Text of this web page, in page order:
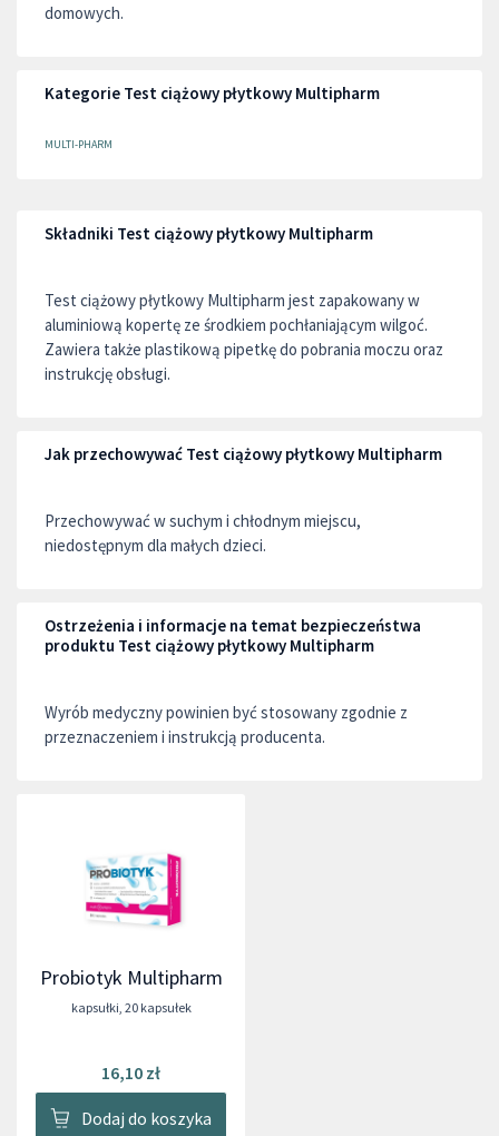
domowych.
Kategorie Test ciążowy płytkowy Multipharm
MULTI-PHARM
Składniki Test ciążowy płytkowy Multipharm
Test ciążowy płytkowy Multipharm jest zapakowany w
aluminiową kopertę ze środkiem pochłaniającym wilgoć.
Zawiera także plastikową pipetkę do pobrania moczu oraz
instrukcję obsługi.
Jak przechowywać Test ciążowy płytkowy Multipharm
Przechowywać w suchym i chłodnym miejscu,
niedostępnym dla małych dzieci.
Ostrzeżenia i informacje na temat bezpieczeństwa
produktu Test ciążowy płytkowy Multipharm
Wyrób medyczny powinien być stosowany zgodnie z
przeznaczeniem i instrukcją producenta.
Probiotyk Multipharm
kapsułki 20 kapsułek
16,10 zł
Dodaj do koszyka